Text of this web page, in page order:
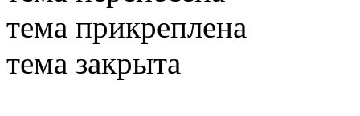
тема прикреплена
тема закрыта